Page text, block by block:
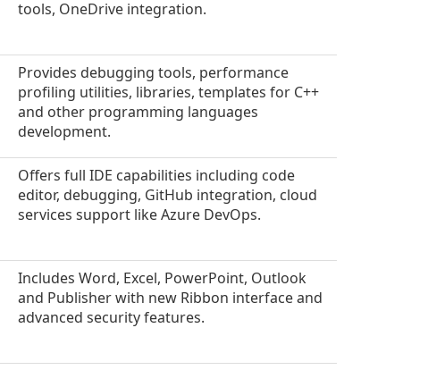
tools, OneDrive integration.
Provides debugging tools, performance
profiling utilities, libraries, templates for C++
and other programming languages
development.
Offers full IDE capabilities including code
editor, debugging, GitHub integration, cloud
services support like Azure DevOps.
Includes Word, Excel, PowerPoint, Outlook
and Publisher with new Ribbon interface and
advanced security features.